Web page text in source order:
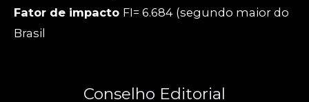
Fator de impacto FI= 6.684 (segundo maior do
Brasil
Conselho Editorial